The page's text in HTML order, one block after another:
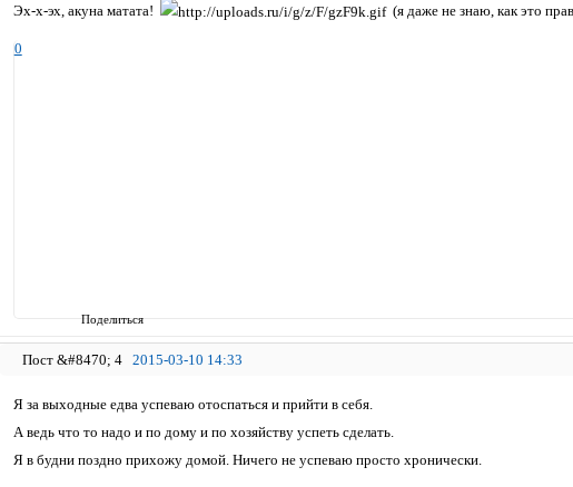
Поделиться
Эх-х-эх, акуна матата!
(я даже не знаю, как это
0
4 2015-03-10 14:33
Я за выходные едва успеваю отоспаться и прийти в себя.
А ведь что то надо и по дому и по хозяйству успеть сделать.
Я в будни поздно прихожу домой. Ничего не успеваю просто хронически.